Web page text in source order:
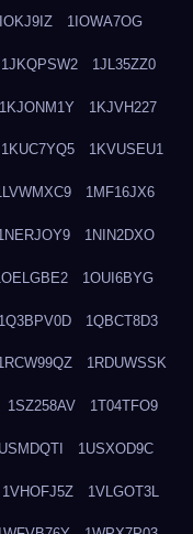
1IOWA7OG
1JKQPSW2 1JL35ZZ0
1KJONM1Y 1KJVH227
1KUC7YQ5 1KVUSEU1
1MF16JX6
1NIN2DXO
1OUI6BYG
1Q3BPV0D 1QBCT8D3
1RDUWSSK
1SZ258AV 1T04TFO9
1USXOD9C
1VHOFJ5Z 1VLGOT3L